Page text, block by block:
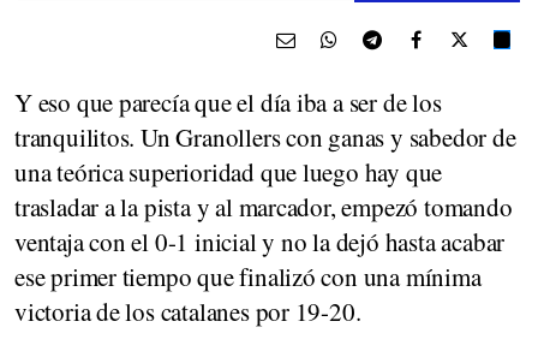
Y eso que parecía que el día iba a ser de los
tranquilitos. Un Granollers con ganas y sabedor de
una teórica superioridad que luego hay que
trasladar a la pista y al marcador, empezó tomando
ventaja con el 0-1 inicial y no la dejó hasta acabar
ese primer tiempo que finalizó con una mínima
victoria de los catalanes por 19-20.